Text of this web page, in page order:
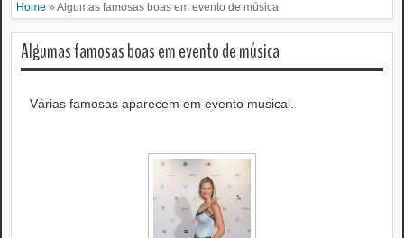
Home » Algumas famosas boas em evento de música
Algumas famosas boas em evento de música
Várias famosas aparecem em evento musical.